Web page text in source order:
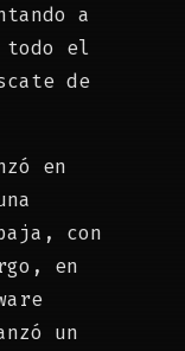
a
todo el
de
en
con
en
un